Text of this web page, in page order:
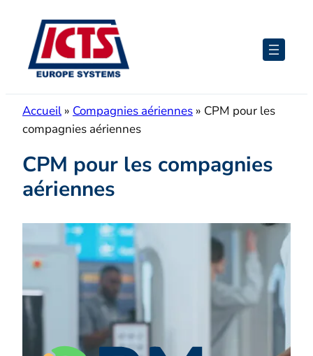
contenu
Accueil » Compagnies aériennes » CPM pour les
compagnies aériennes
CPM pour les compagnies
aériennes